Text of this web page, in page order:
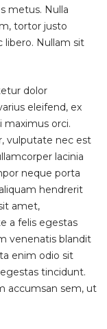
metus. Nulla
tortor justo
libero. Nullam sit
dolor
eleifend, ex
maximus orci.
vulputate nec est
lacinia
neque porta
hendrerit
amet,
a felis egestas
venenatis blandit
enim odio sit
tincidunt.
accumsan sem, ut